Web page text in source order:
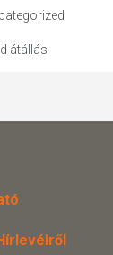
átállás